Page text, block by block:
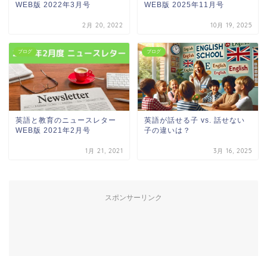
WEB版 2022年3月号
2月 20, 2022
WEB版 2025年11月号
10月 19, 2025
ブログ
英語と教育のニュースレター
WEB版 2021年2月号
1月 21, 2021
ブログ
英語が話せる子 vs. 話せない
子の違いは？
3月 16, 2025
スポンサーリンク